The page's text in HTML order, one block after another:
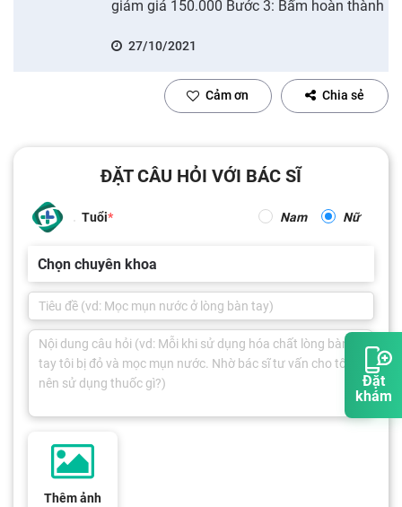
Đặt
khám
giảm giá 150.000 Bước 3: Bấm hoàn thành
27/10/2021
Cảm ơn Chia sẻ
ĐẶT CÂU HỎI VỚI BÁC SĨ
Tuổi Nam Nữ
Chọn chuyên khoa
Thêm ảnh